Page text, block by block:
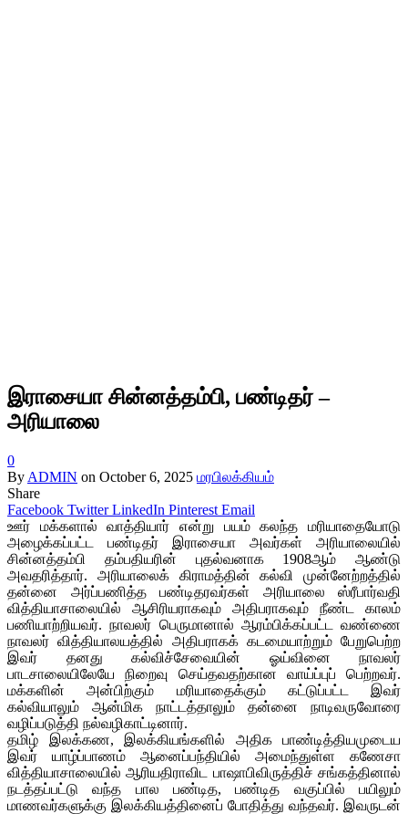
இராசையா சின்னத்தம்பி, பண்டிதர் –
அரியாலை
0
By ADMIN on October 6, 2025 மரபிலக்கியம்
Share
Facebook Twitter LinkedIn Pinterest Email
ஊர் மக்களால் வாத்தியார் என்று பயம் கலந்த மரியாதையோடு
அழைக்கப்பட்ட பண்டிதர் இராசையா அவர்கள் அரியாலையில்
சின்னத்தம்பி தம்பதியரின் புதல்வனாக 1908ஆம் ஆண்டு
அவதரித்தார். அரியாலைக் கிராமத்தின் கல்வி முன்னேற்றத்தில்
தன்னை அர்ப்பணித்த பண்டிதரவர்கள் அரியாலை ஸ்ரீபார்வதி
வித்தியாசாலையில் ஆசிரியராகவும் அதிபராகவும் நீண்ட காலம்
பணியாற்றியவர். நாவலர் பெருமானால் ஆரம்பிக்கப்பட்ட வண்ணை
நாவலர் வித்தியாலயத்தில் அதிபராகக் கடமையாற்றும் பேறுபெற்ற
இவர் தனது கல்விச்சேவையின் ஓய்வினை நாவலர்
பாடசாலையிலேயே நிறைவு செய்தவதற்கான வாய்ப்புப் பெற்றவர்.
மக்களின் அன்பிற்கும் மரியாதைக்கும் கட்டுப்பட்ட இவர்
கல்வியாலும் ஆன்மிக நாட்டத்தாலும் தன்னை நாடிவருவோரை
வழிப்படுத்தி நல்வழிகாட்டினார்.
தமிழ் இலக்கண, இலக்கியங்களில் அதிக பாண்டித்தியமுடைய
இவர் யாழ்ப்பாணம் ஆனைப்பந்தியில் அமைந்துள்ள கணேசா
வித்தியாசாலையில் ஆரியதிராவிட பாஷாபிவிருத்திச் சங்கத்தினால்
நடத்தப்பட்டு வந்த பால பண்டித, பண்டித வகுப்பில் பயிலும்
மாணவர்களுக்கு இலக்கியத்தினைப் போதித்து வந்தவர். இவருடன்